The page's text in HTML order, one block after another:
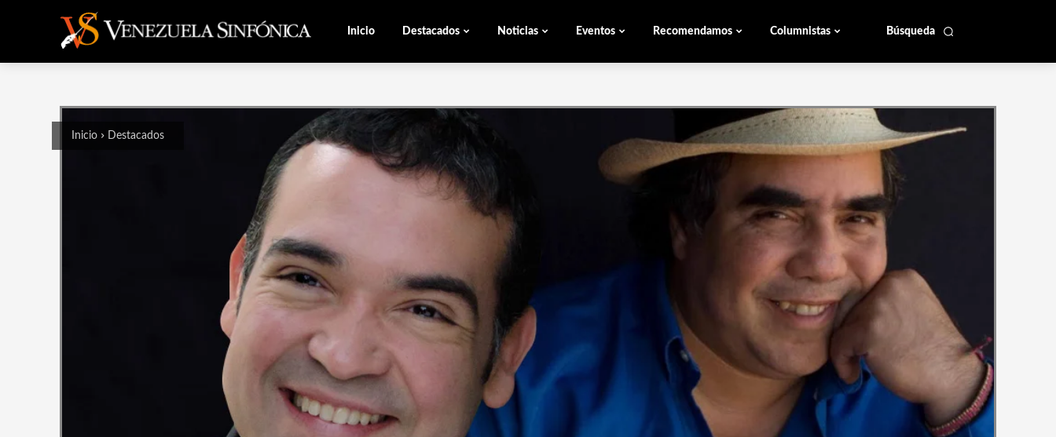
Búsqueda
Inicio Destacados Noticias Eventos Recomendamos Columnistas
Inicio Destacados